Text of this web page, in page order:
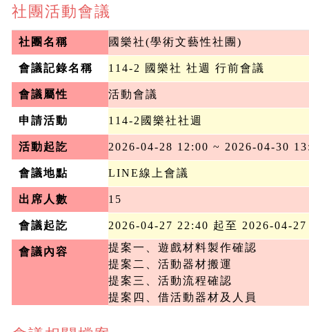
社團活動會議
社團名稱 國樂社(學術文藝性社團)
會議記錄名稱 114-2 國樂社 社週 行前會議
會議屬性 活動會議
申請活動 114-2國樂社社週
活動起訖 2026-04-28 12:00 ~ 2026-04-30
會議地點 LINE線上會議
出席人數 15
會議起訖 2026-04-27 22:40 起至 2026-04-
會議內容
提案一、遊戲材料製作確認
提案二、活動器材搬運
提案三、活動流程確認
提案四、借活動器材及人員